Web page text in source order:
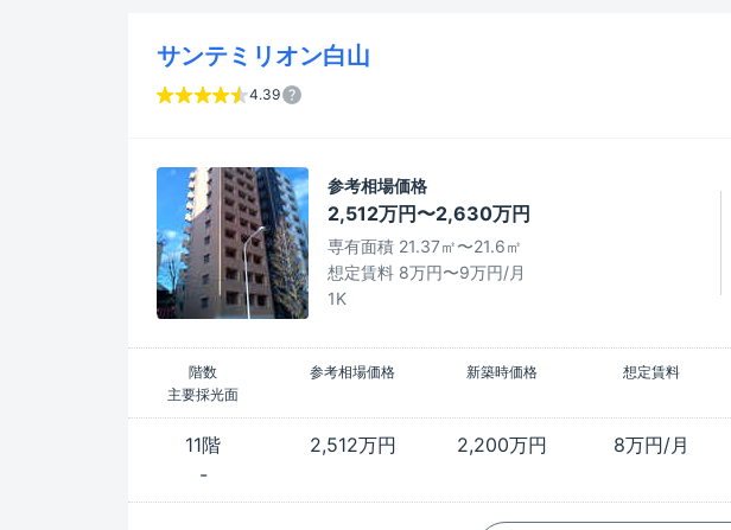
サンテミリオン白山
4.39
参考相場価格
2,512万円〜2,630万円
専有面積 21.37㎡〜21.6㎡
想定賃料 8万円〜9万円/月
1K
階数 参考相場価格 新築時価格 想定賃料
主要採光面
11階 2,512万円 2,200万円 8万円/月
-